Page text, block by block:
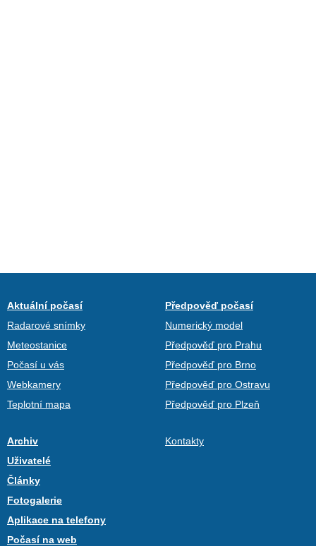
Aktuální počasí
Radarové snímky
Meteostanice
Počasí u vás
Webkamery
Teplotní mapa
Předpověď počasí
Numerický model
Předpověď pro Prahu
Předpověď pro Brno
Předpověď pro Ostravu
Předpověď pro Plzeň
Archiv
Uživatelé
Články
Fotogalerie
Aplikace na telefony
Počasí na web
Kontakty